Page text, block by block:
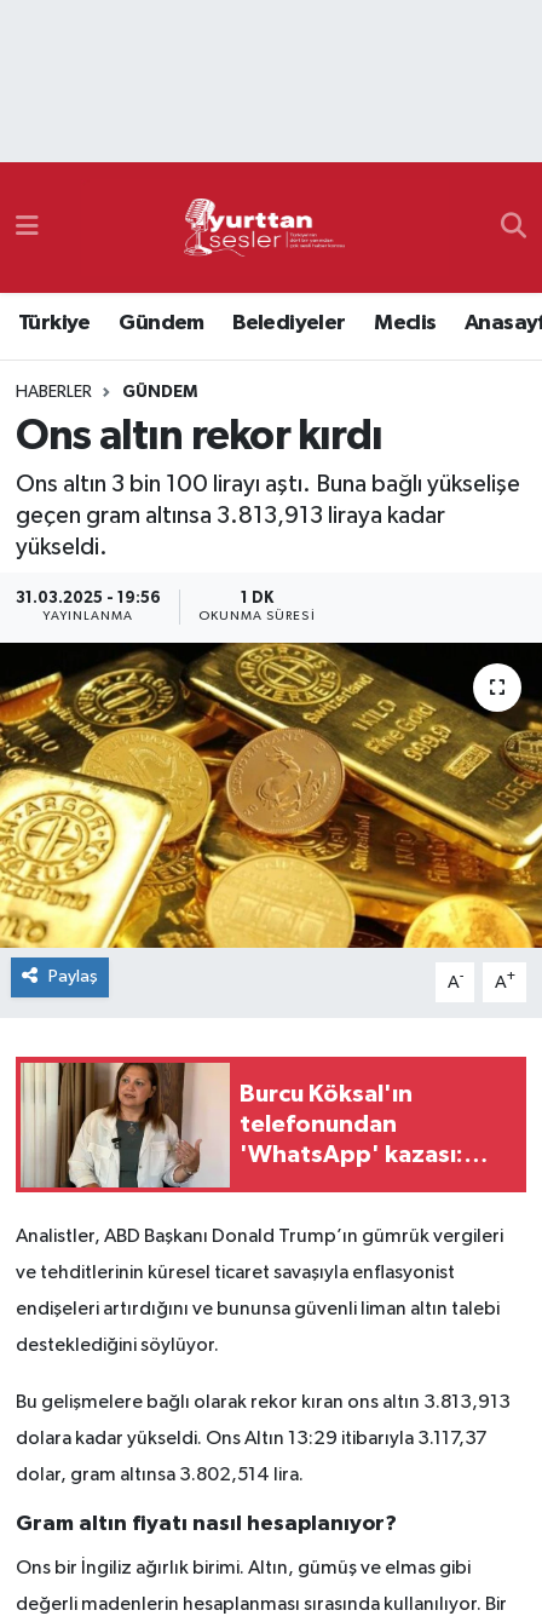
Türkiye Gündem Belediyeler Meclis
HABERLER GÜNDEM
Ons altın rekor kırdı
Ons altın 3 bin 100 lirayı aştı. Buna bağlı yükselişe
geçen gram altınsa 3.813,913 liraya kadar
yükseldi.
31.03.2025 - 19:56
YAYINLANMA
1 DK
OKUNMA SÜRESI
Paylaş A- A+
Burcu Köksal'ın
telefonundan
'WhatsApp' kazası:
Analistler, ABD Başkanı Donald Trump’ın gümrük vergileri
ve tehditlerinin küresel ticaret savaşıyla enflasyonist
endişeleri artırdığını ve bununsa güvenli liman altın talebi
desteklediğini söylüyor.
Bu gelişmelere bağlı olarak rekor kıran ons altın 3.813,913
dolara kadar yükseldi. Ons Altın 13:29 itibarıyla 3.117,37
dolar, gram altınsa 3.802,514 lira.
Gram altın fiyatı nasıl hesaplanıyor?
Ons bir İngiliz ağırlık birimi. Altın, gümüş ve elmas gibi
değerli madenlerin hesaplanması sırasında kullanılıyor. Bir
Namaz Vakitleri
Süper Lig Puan Durumu ve Fikstür
Tüm Manşetler
Haber Arşivi